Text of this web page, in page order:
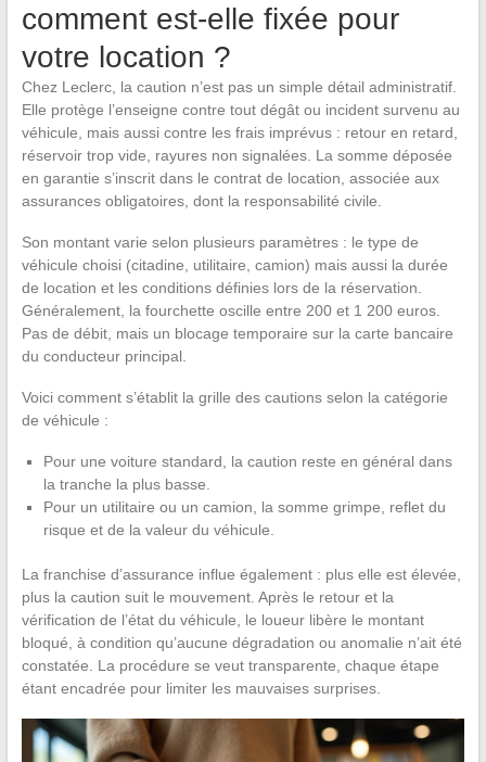
comment est-elle fixée pour
votre location ?
Chez Leclerc, la caution n’est pas un simple détail administratif.
Elle protège l’enseigne contre tout dégât ou incident survenu au
véhicule, mais aussi contre les frais imprévus : retour en retard,
réservoir trop vide, rayures non signalées. La somme déposée
en garantie s’inscrit dans le contrat de location, associée aux
assurances obligatoires, dont la responsabilité civile.
Son montant varie selon plusieurs paramètres : le type de
véhicule choisi (citadine, utilitaire, camion) mais aussi la durée
de location et les conditions définies lors de la réservation.
Généralement, la fourchette oscille entre 200 et 1 200 euros.
Pas de débit, mais un blocage temporaire sur la carte bancaire
du conducteur principal.
Voici comment s’établit la grille des cautions selon la catégorie
de véhicule :
Pour une voiture standard, la caution reste en général dans
la tranche la plus basse.
Pour un utilitaire ou un camion, la somme grimpe, reflet du
risque et de la valeur du véhicule.
La franchise d’assurance influe également : plus elle est élevée,
plus la caution suit le mouvement. Après le retour et la
vérification de l’état du véhicule, le loueur libère le montant
bloqué, à condition qu’aucune dégradation ou anomalie n’ait été
constatée. La procédure se veut transparente, chaque étape
étant encadrée pour limiter les mauvaises surprises.